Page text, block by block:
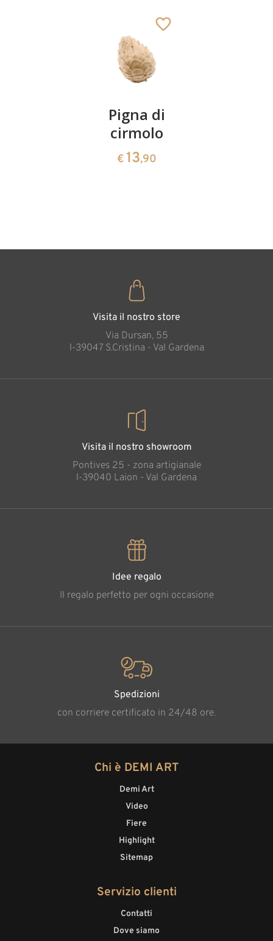
Elefante
Aggiunto al carrello
Pigna di
cirmolo
€ 13,90
Visita il nostro store
Via Dursan, 55
l-39047 S.Cristina - Val Gardena
Visita il nostro showroom
Pontives 25 - zona artigianale
l-39040 Laion - Val Gardena
Idee regalo
Il regalo perfetto per ogni occasione
Spedizioni
con corriere certificato in 24/48 ore.
Chi è DEMI ART
Demi Art
Video
Fiere
Highlight
Sitemap
Servizio clienti
Contatti
Dove siamo